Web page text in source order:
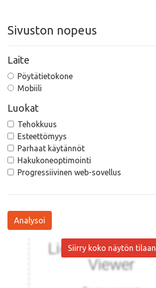
Sivuston nopeus
Laite
Pöytätietokone
Mobiili
Luokat
Tehokkuus
Esteettömyys
Parhaat käytännöt
Hakukoneoptimointi
Progressiivinen web-sovellus
Analysoi
Siirry koko näytön tilaan